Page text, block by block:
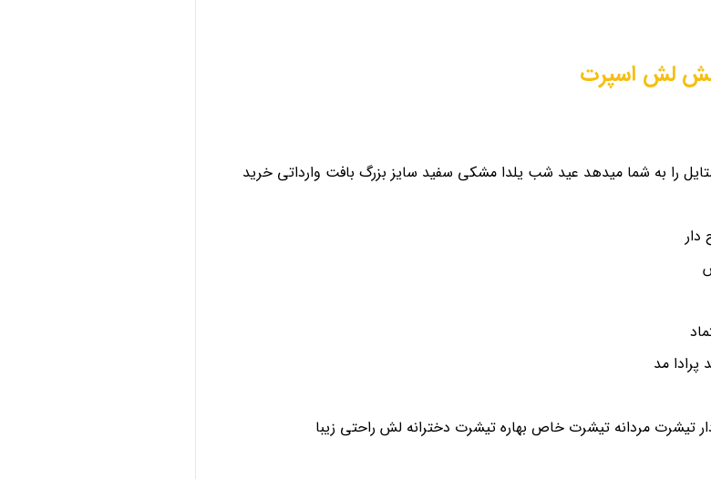
لش اسپرت
را به شما میدهد عید شب یلدا مشکی سفید سایز بزرگ بافت وارداتی خرید
مد